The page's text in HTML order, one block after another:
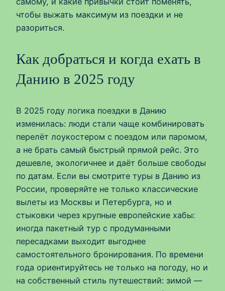
чтобы выжать максимум из поездки и не
разориться.
Как добраться и когда ехать в
Данию в 2025 году
В 2025 году логика поездки в Данию
изменилась: люди стали чаще комбинировать
перелёт лоукостером с поездом или паромом,
а не брать самый быстрый прямой рейс. Это
дешевле, экологичнее и даёт больше свободы
по датам. Если вы смотрите туры в Данию из
России, проверяйте не только классические
вылеты из Москвы и Петербурга, но и
стыковки через крупные европейские хабы:
иногда пакетный тур с продуманными
пересадками выходит выгоднее
самостоятельного бронирования. По времени
года ориентируйтесь не только на погоду, но и
на собственный стиль путешествий: зимой —